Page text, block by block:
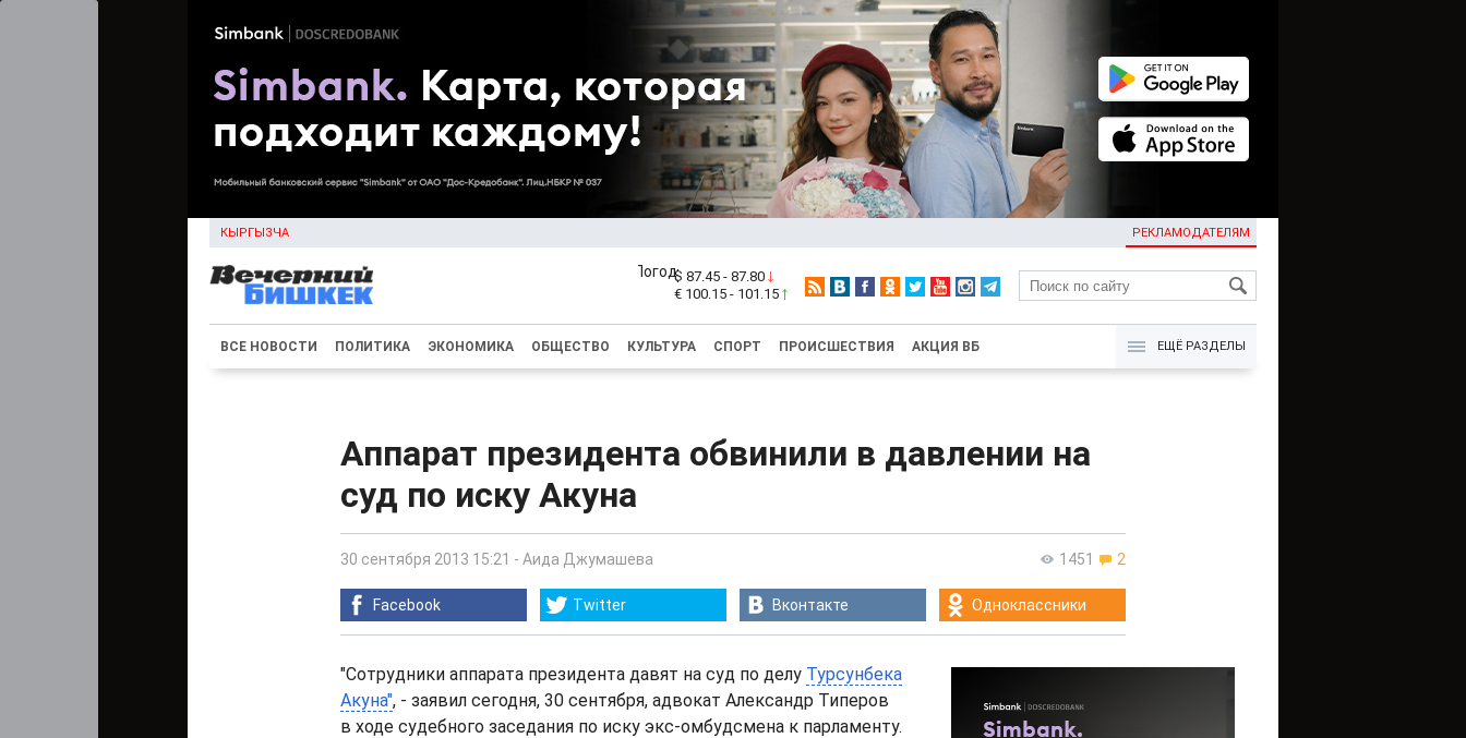
КЫРГЫЗЧА РЕКЛАМОДАТЕЛЯМ
KG
$ 87.45 - 87.80
€ 100.15 - 101.15
ВСЕ НОВОСТИ ПОЛИТИКА ЭКОНОМИКА ОБЩЕСТВО КУЛЬТУРА СПОРТ ПРОИСШЕСТВИЯ АКЦИЯ ВБ ЕЩЁ РАЗДЕЛЫ
Аппарат президента обвинили в давлении на
суд по иску Акуна
1451 2
30 сентября 2013 15:21 - Аида Джумашева
Facebook Twitter Вконтакте Одноклассники
"Сотрудники аппарата президента давят на суд по делу Турсунбека
Акуна", - заявил сегодня, 30 сентября, адвокат Александр Типеров
в ходе судебного заседания по иску экс-омбудсмена к парламенту.